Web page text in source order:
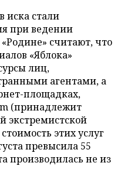
иска стали
при ведении
считают, что
«Яблока»
лиц,
агентами, а
площадках,
(принадлежит
экстремистской
этих услуг
превысила 55
производилась не из